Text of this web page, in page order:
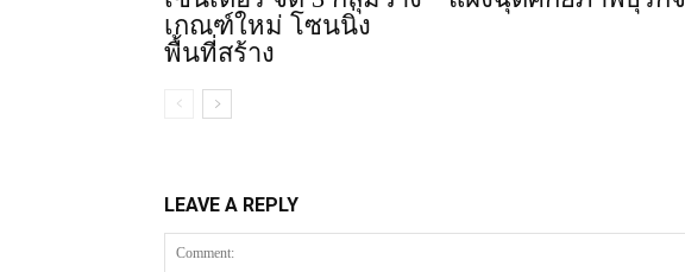
เกณฑ์ใหม่ โซนนิ่ง
พื้นที่สร้าง
LEAVE A REPLY